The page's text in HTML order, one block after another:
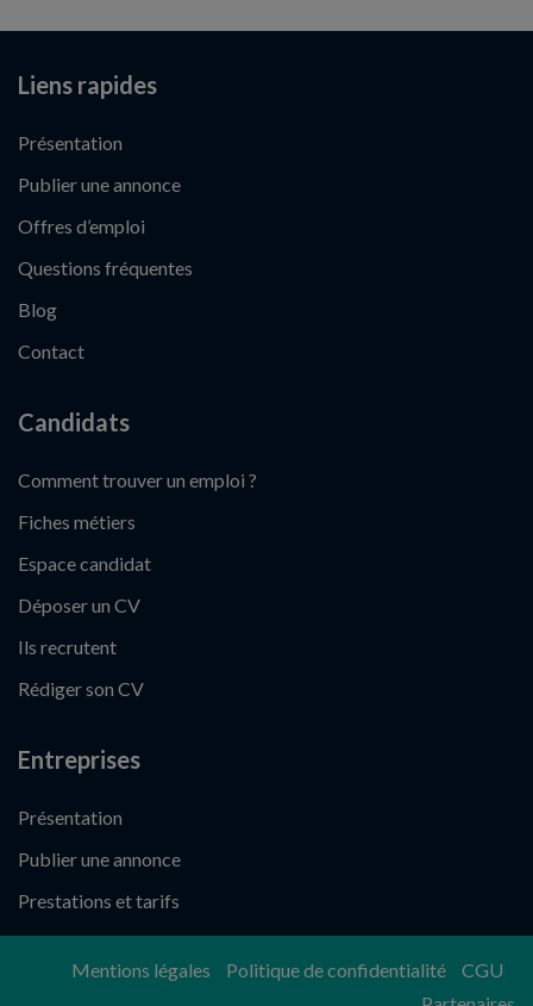
Liens rapides
Présentation
Publier une annonce
Offres d’emploi
Questions fréquentes
Blog
Contact
Candidats
Comment trouver un emploi ?
Fiches métiers
Espace candidat
Déposer un CV
Ils recrutent
Rédiger son CV
Entreprises
Présentation
Publier une annonce
Prestations et tarifs
Mentions légales Politique de confidentialité
CGU